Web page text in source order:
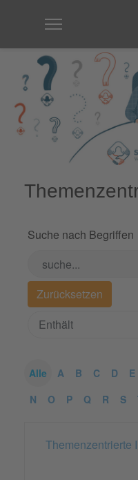
Suche nach Begriffen
Alle A B C D E
N
O P Q R S
Themenzentrierte